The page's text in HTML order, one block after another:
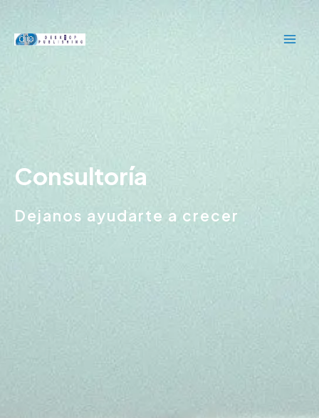
contenido
Consultoría
Dejanos ayudarte a crecer